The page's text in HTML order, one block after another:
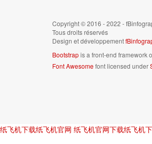
Copyright © 2016 - 2022 -
Tous droits réservés
Design et développement
Bootstrapis a front-end framework
Font Awesomefont licensed under
纸飞机下载纸飞机官网 纸飞机官网下载纸飞机